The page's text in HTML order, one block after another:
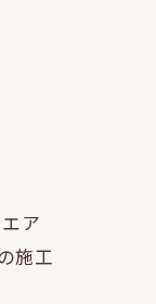
ア
施工